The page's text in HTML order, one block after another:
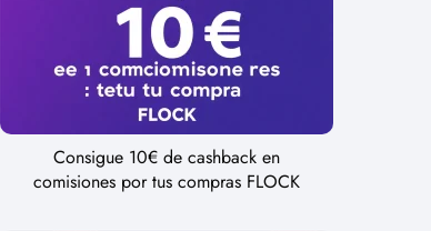
Consigue 10€ de cashback en
comisiones por tus compras FLOCK